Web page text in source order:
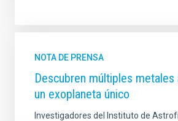
NOTA DE PRENSA
Descubren múltiples metales
un exoplaneta único
Investigadores del Instituto de